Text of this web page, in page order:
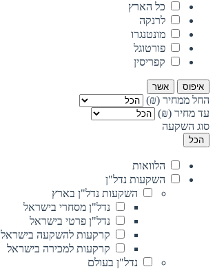
כל הארץ
לרנקה
מונטנגרו
פורטוגל
קפריסין
איפוס אשר
החל ממחיר (₪)
עד מחיר (₪)
סוג השקעה
הכל
הלוואות
השקעות נדל"ן
השקעות נדל"ן בארץ
נדל"ן מסחרי בישראל
נדל"ן פרטי בישראל
קרקעות להשקעה בישראל
קרקעות למכירה בישראל
נדל"ן בעולם